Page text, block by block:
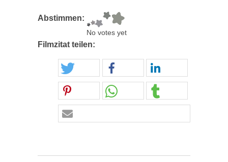
Abstimmen:
No votes yet
Filmzitat teilen: